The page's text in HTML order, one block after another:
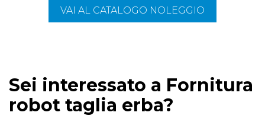
VAI AL CATALOGO NOLEGGIO
Sei interessato a Fornitura
robot taglia erba?